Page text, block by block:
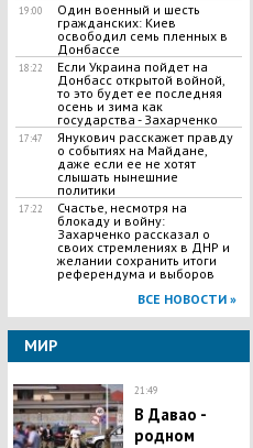
19:00
Один военный и шесть
гражданских: Киев
освободил семь пленных в
Донбассе
18:22
Если Украина пойдет на
Донбасс открытой войной,
то это будет ее последняя
осень и зима как
государства - Захарченко
17:47
Янукович расскажет правду
о событиях на Майдане,
даже если ее не хотят
слышать нынешние
политики
17:22
Счастье, несмотря на
блокаду и войну:
Захарченко рассказал о
своих стремлениях в ДНР и
желании сохранить итоги
референдума и выборов
ВСЕ НОВОСТИ »
МИР
21:49
В Давао -
родном